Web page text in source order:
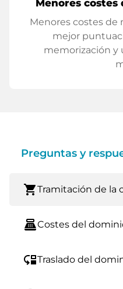
Menores costes
Menores costes de
mejor
memorización y
Preguntas y
shopping_cartTramitación de la
point_of_saleCostes del
move_downTraslado del